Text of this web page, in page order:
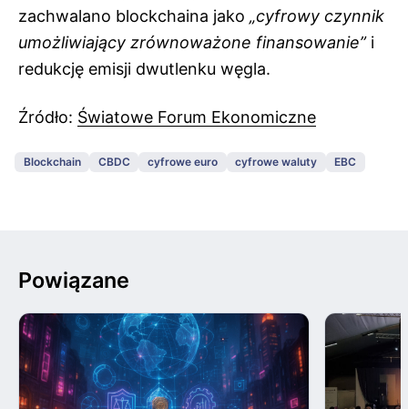
zachwalano blockchaina jako „cyfrowy czynnik
umożliwiający zrównoważone finansowanie”i
redukcję emisji dwutlenku węgla.
Źródło: Światowe Forum Ekonomiczne
Blockchain CBDC cyfrowe euro cyfrowe waluty EBC
Powiązane